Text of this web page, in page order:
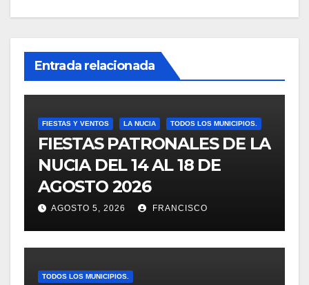
Entrada relacionada
FIESTAS Y VENTOS LA NUCIA TODOS LOS MUNICIPIOS.
FIESTAS PATRONALES DE LA
NUCIA DEL 14 AL 18 DE
AGOSTO 2026
AGOSTO 5, 2026 FRANCISCO
TODOS LOS MUNICIPIOS.